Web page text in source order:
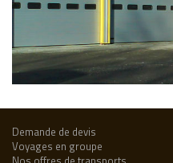
Demande de devis
Voyages en groupe